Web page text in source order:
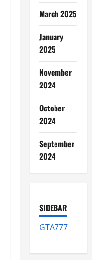
March 2025
January
2025
November
2024
October
2024
September
2024
SIDEBAR
GTA777